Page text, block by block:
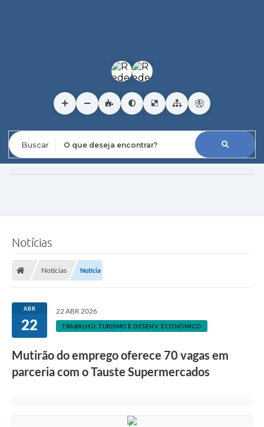
Notícias
Notícias Notícia
ABR
22
22 ABR 2026
TRABALHO, TURISMO E DESENV. ECONÔMICO
Mutirão do emprego oferece 70 vagas em
parceria com o Tauste Supermercados